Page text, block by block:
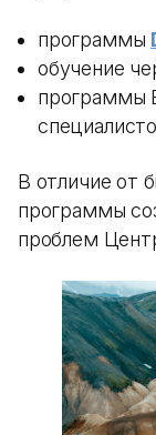
программы
обучение
программы
В отличие от
программы
проблем